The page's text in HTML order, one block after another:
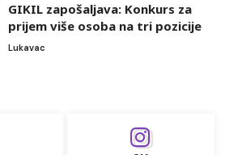
GIKIL zapošaljava: Konkurs za
prijem više osoba na tri pozicije
Lukavac